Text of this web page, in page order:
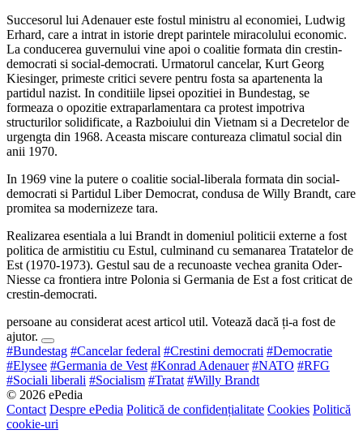
Succesorul lui Adenauer este fostul ministru al economiei, Ludwig
Erhard, care a intrat in istorie drept parintele miracolului economic.
La conducerea guvernului vine apoi o coalitie formata din crestin-
democrati si social-democrati. Urmatorul cancelar, Kurt Georg
Kiesinger, primeste critici severe pentru fosta sa apartenenta la
partidul nazist. In conditiile lipsei opozitiei in Bundestag, se
formeaza o opozitie extraparlamentara ca protest impotriva
structurilor solidificate, a Razboiului din Vietnam si a Decretelor de
urgengta din 1968. Aceasta miscare contureaza climatul social din
anii 1970.
In 1969 vine la putere o coalitie social-liberala formata din social-
democrati si Partidul Liber Democrat, condusa de Willy Brandt, care
promitea sa modernizeze tara.
Realizarea esentiala a lui Brandt in domeniul politicii externe a fost
politica de armistitiu cu Estul, culminand cu semanarea Tratatelor de
Est (1970-1973). Gestul sau de a recunoaste vechea granita Oder-
Niesse ca frontiera intre Polonia si Germania de Est a fost criticat de
crestin-democrati.
persoane au considerat acest articol util. Votează dacă ți-a fost de
ajutor.
#Bundestag #Cancelar federal #Crestini democrati #Democratie
#Elysee #Germania de Vest #Konrad Adenauer #NATO #RFG
#Sociali liberali #Socialism #Tratat #Willy Brandt
© 2026 ePedia
Contact Despre ePedia Politică de confidențialitate Cookies Politică
cookie-uri